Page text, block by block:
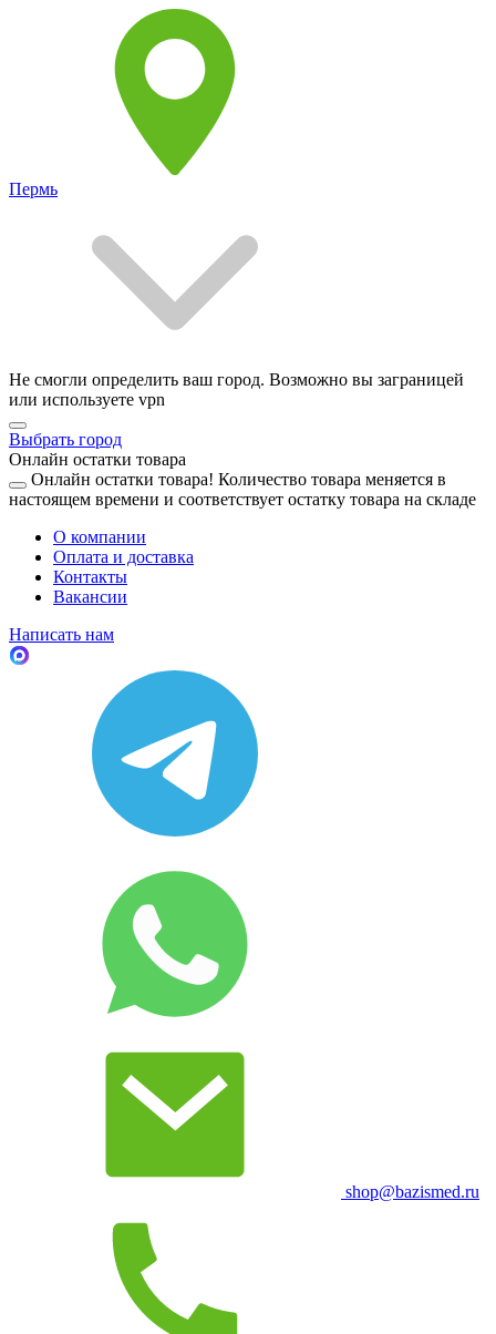
Пермь
Не смогли определить ваш город. Возможно вы заграницей
или используете vpn
Выбрать город
Онлайн остатки товара
Онлайн остатки товара! Количество товара меняется в
настоящем времени и соответствует остатку товара на складе
О компании
Оплата и доставка
Контакты
Вакансии
Написать нам
shop@bazismed.ru